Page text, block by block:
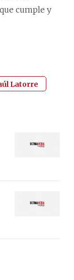
cumple y
Latorre